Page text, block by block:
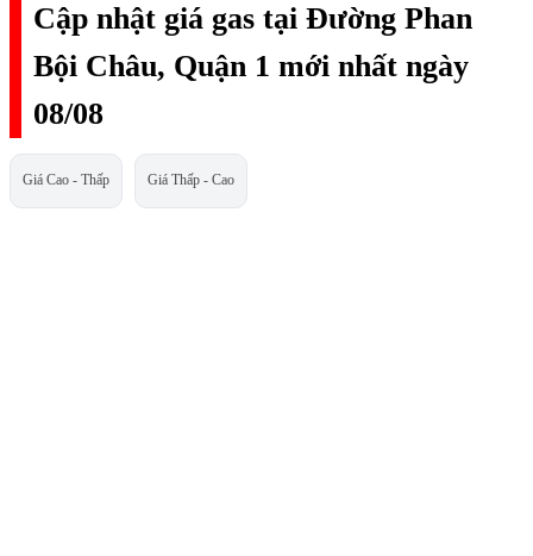
Cập nhật giá gas tại Đường Phan
Bội Châu, Quận 1 mới nhất ngày
08/08
Giá Cao - Thấp Giá Thấp - Cao